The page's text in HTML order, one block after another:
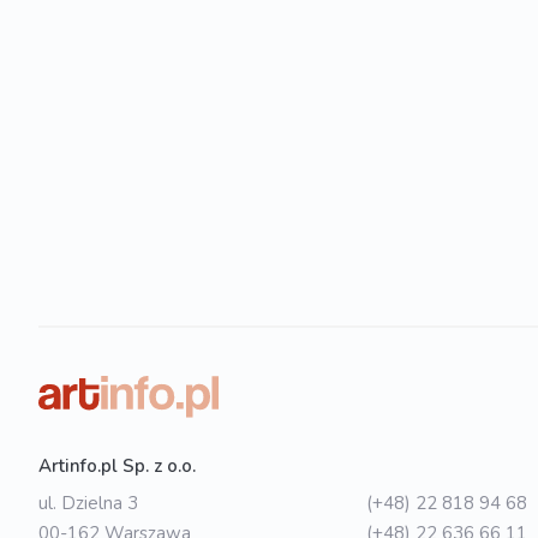
Artinfo.pl Sp. z o.o.
ul. Dzielna 3
00-162 Warszawa
(+48) 22 818 94 68
(+48) 22 636 66 11